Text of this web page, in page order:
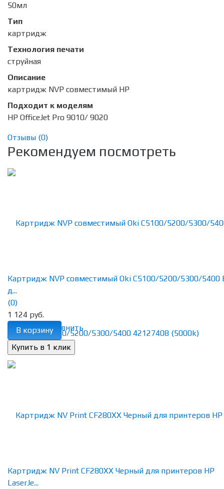
50мл
Тип
картридж
Технология печати
струйная
Описание
картридж NVP совместимый HP
Подходит к моделям
HP OfficeJet Pro 9010/ 9020
Отзывы (0)
Рекомендуем посмотреть
избранное сравнить
Картридж NVP совместимый Oki C5100/5200/5300/5400
д...
(0)
1 124 руб.
В корзину
Картридж NV Print CF280XX Черный для принтеров HP
LaserJe...